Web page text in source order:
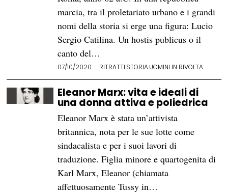
marcia, tra il proletariato urbano e i grandi
nomi della storia si erge una figura: Lucio
Sergio Catilina. Un hostis publicus o il
canto del…
07/10/2020 RITRATTI·STORIA·UOMINI IN RIVOLTA
Eleanor Marx: vita e ideali di
una donna attiva e poliedrica
Eleanor Marx è stata un’attivista
britannica, nota per le sue lotte come
sindacalista e per i suoi lavori di
traduzione. Figlia minore e quartogenita di
Karl Marx, Eleanor (chiamata
affettuosamente Tussy in…